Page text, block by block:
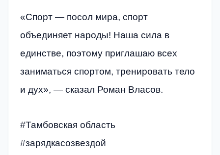
«Спорт — посол мира, спорт
объединяет народы! Наша сила в
единстве, поэтому приглашаю всех
заниматься спортом, тренировать тело
и дух», — сказал Роман Власов.
#Тамбовская область
#зарядкасозвездой